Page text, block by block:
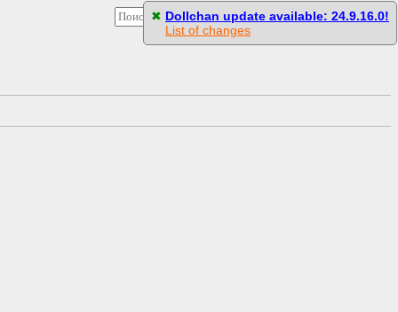
[Пасскод]
[Настройки]
[Стили]
✖ Dollchan update available: 24.9.16.0!
List of changes